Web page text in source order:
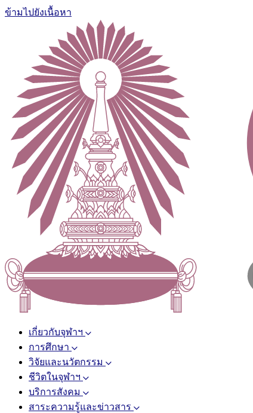
ข้ามไปยังเนื้อหา
เกี่ยวกับจุฬาฯ
การศึกษา
วิจัยและนวัตกรรม
ชีวิตในจุฬาฯ
บริการสังคม
สาระความรู้และข่าวสาร